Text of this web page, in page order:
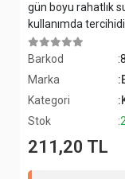
gün boyu rahatlık
kullanımda
Barkod
Marka
Kategori
Stok
211,20 TL